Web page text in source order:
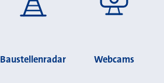
Baustellenradar Webcams